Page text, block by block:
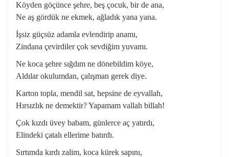
Köyden göçünce şehre, beş çocuk, bir de ana,
Ne aş gördük ne ekmek, ağladık yana yana.
İşsiz güçsüz adamla evlendirip anamı,
Zindana çevirdiler çok sevdiğim yuvamı.
Ne koca şehre sığdım ne dönebildim köye,
Aldılar okulumdan, çalışman gerek diye.
Karton topla, mendil sat, hepsine de eyvallah,
Hırsızlık ne demektir? Yapamam vallah billah!
Çok kızdı üvey babam, günlerce aç yatırdı,
Elindeki çatalı ellerime batırdı.
Sırtımda kırdı zalim, koca kürek sapını,